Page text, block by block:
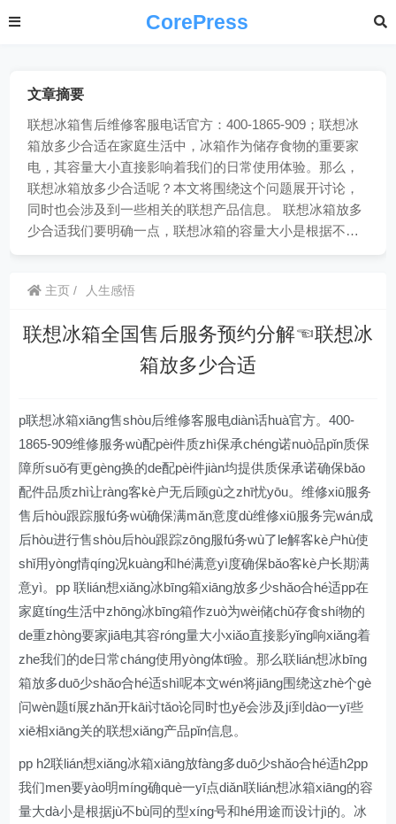
CorePress
文章摘要
联想冰箱售后维修客服电话官方：400-1865-909；联想冰
箱放多少合适在家庭生活中，冰箱作为储存食物的重要家
电，其容量大小直接影响着我们的日常使用体验。那么，
联想冰箱放多少合适呢？本文将围绕这个问题展开讨论，
同时也会涉及到一些相关的联想产品信息。 联想冰箱放多
少合适我们要明确一点，联想冰箱的容量大小是根据不…
主页 人生感悟
联想冰箱全国售后服务预约分解☜联想冰
箱放多少合适
p联想冰箱xiāng售shòu后维修客服电diàn话huà官方。400-
1865-909维修服务wù配pèi件质zhì保承chéng诺nuò品pǐn质保
障所suǒ有更gèng换的de配pèi件jiàn均提供质保承诺确保bǎo
配件品质zhì让ràng客kè户无后顾gù之zhī忧yōu。维修xiū服务
售后hòu跟踪服fú务wù确保满mǎn意度dù维修xiū服务完wán成
后hòu进行售shòu后hòu跟踪zōng服fú务wù了le解客kè户hù使
shǐ用yòng情qíng况kuàng和hé满意yì度确保bǎo客kè户长期满
意yì。pp 联lián想xiǎng冰bīng箱xiāng放多少shǎo合hé适pp在
家庭tíng生活中zhōng冰bīng箱作zuò为wèi储chǔ存食shí物的
de重zhòng要家jiā电其容róng量大小xiǎo直接影yǐng响xiǎng着
zhe我们的de日常cháng使用yòng体tǐ验。那么联lián想冰bīng
箱放多duō少shǎo合hé适shì呢本文wén将jiāng围绕这zhè个gè
问wèn题tí展zhǎn开kāi讨tǎo论同时也yě会涉及jí到dào一yī些
xiē相xiāng关的联想xiǎng产品pǐn信息。
pp h2联lián想xiǎng冰箱xiāng放fàng多duō少shǎo合hé适h2pp
我们men要yào明míng确què一yī点diǎn联lián想冰箱xiāng的容
量大dà小是根据jù不bù同的型xíng号和hé用途而设计jì的。冰